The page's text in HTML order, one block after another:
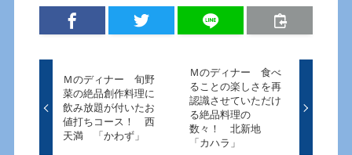
Ｍのディナー 旬野
菜の絶品創作料理に
飲み放題が付いたお
値打ちコース！ 西
天満 「かわず」
Ｍのディナー 食べ
ることの楽しさを再
認識させていただけ
る絶品料理の
数々！ 北新地
「カハラ」